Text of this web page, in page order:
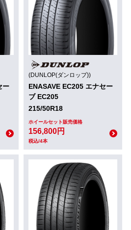
ー
(DUNLOP(ダンロップ))
ENASAVE EC205 エナセー
ブ EC205
215/50R18
ホイールセット販売価格
156,800円
税込/4本